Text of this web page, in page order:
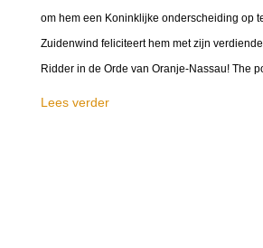
om hem een Koninklijke onderscheiding op
Zuidenwind feliciteert hem met zijn
Ridder in de Orde van Oranje-Nassau! The
Lees verder